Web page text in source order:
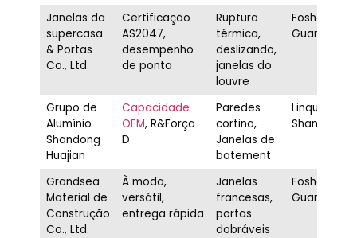
Janelas da
supercasa
& Portas
Co., Ltd.
Certificação
AS2047,
desempenho
de ponta
Ruptura
térmica,
deslizando,
janelas do
louvre
Foshan,
Guangdong
Grupo de
Alumínio
Shandong
Huajian
Capacidade
OEM, R&Força
D
Paredes
cortina,
Janelas de
batement
Linqu,
Shandong
Grandsea
Material de
Construção
Co., Ltd.
À moda,
versátil,
entrega rápida
Janelas
francesas,
portas
dobráveis
Foshan,
Guangdong